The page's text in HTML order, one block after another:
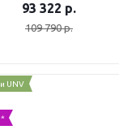
93 322 р.
109 790р.
UNV